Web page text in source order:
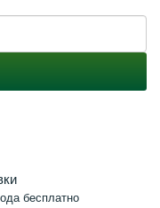
бесплатно